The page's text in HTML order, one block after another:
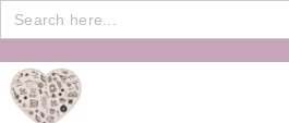
Search
for: